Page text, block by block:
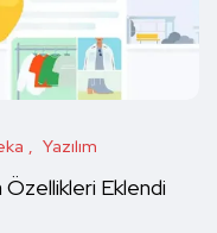
Yazılım
Eklendi